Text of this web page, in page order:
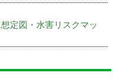
定図・水害リスクマッ